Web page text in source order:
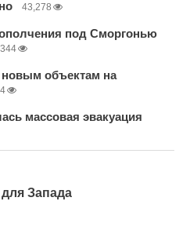
43,278
под Сморгонью
объектам на
массовая эвакуация
Запада